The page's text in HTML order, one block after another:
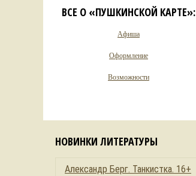
ВСЕ О «ПУШКИНСКОЙ КАРТЕ»:
Афиша
Оформление
Возможности
НОВИНКИ ЛИТЕРАТУРЫ
Александр Берг. Танкистка. 16+